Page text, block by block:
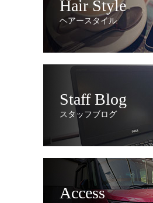
Hair Style
ヘアースタイル
Staff Blog
スタッフブログ
Access